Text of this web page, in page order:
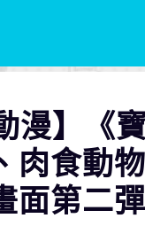
漫】《
肉食動
面第二